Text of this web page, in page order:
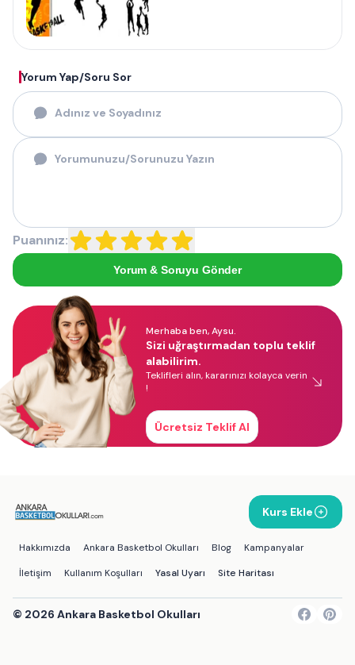
Yorum Yap/Soru Sor
Puanınız:
Yorum & Soruyu Gönder
Merhaba ben, Aysu.
Sizi uğraştırmadan toplu teklif
alabilirim.
Teklifleri alın, kararınızı kolayca verin
!
Ücretsiz Teklif Al
Kurs Ekle
Hakkımızda Ankara Basketbol Okulları Blog
Kampanyalar
İletişim
Kullanım Koşulları Yasal Uyarı Site Haritası
© 2026 Ankara Basketbol Okulları